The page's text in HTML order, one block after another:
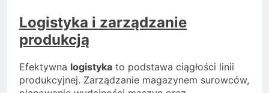
Logistyka i zarządzanie
produkcją
Efektywna logistyka to podstawa ciągłości linii
produkcyjnej. Zarządzanie magazynem surowców,